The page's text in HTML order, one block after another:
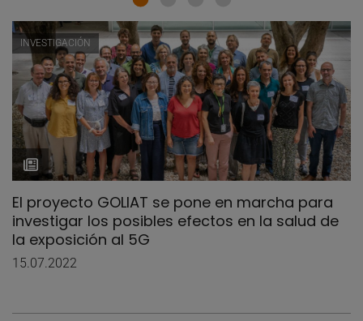
INVESTIGACIÓN
El proyecto GOLIAT se pone en marcha para
investigar los posibles efectos en la salud de
la exposición al 5G
15.07.2022